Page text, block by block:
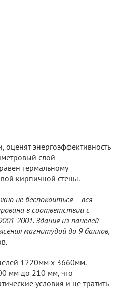
оценят энергоэффективность
слой
термальному
кирпичной стены.
не беспокоиться – вся
в соответствии с
2001. Здания из панелей
магнитудой до 9 баллов,
1220мм х 3660мм.
мм до 210 мм, что
условия и не тратить